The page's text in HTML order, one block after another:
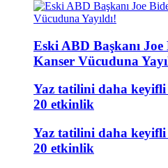
Eski ABD Başkanı
Kanser Vücuduna
Yaz tatilini daha
20 etkinlik
Yaz tatilini daha
20 etkinlik